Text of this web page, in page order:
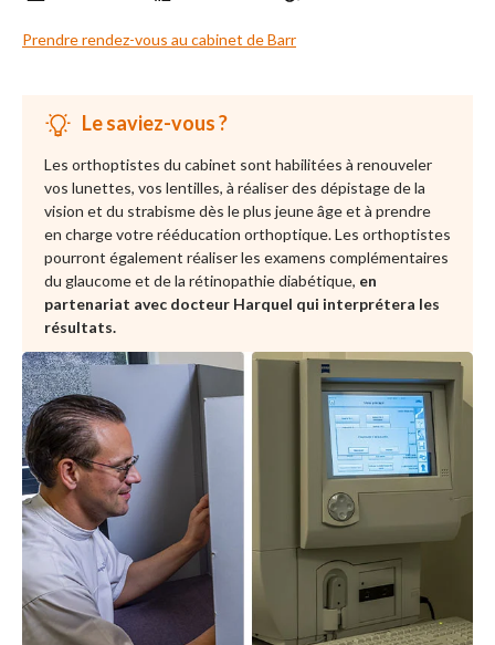
Prendre rendez-vous au cabinet de Barr
Le saviez-vous ?
Les orthoptistes du cabinet sont habilitées à renouveler
vos lunettes, vos lentilles, à réaliser des dépistage de la
vision et du strabisme dès le plus jeune âge et à prendre
en charge votre rééducation orthoptique. Les orthoptistes
pourront également réaliser les examens complémentaires
du glaucome et de la rétinopathie diabétique, en
partenariat avec docteur Harquel qui interprétera les
résultats.